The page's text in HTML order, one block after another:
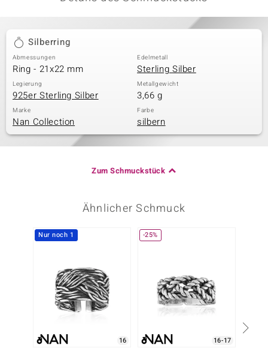
Silberring
Abmessungen
Ring - 21x22 mm
Edelmetall
Sterling Silber
Legierung
925er Sterling Silber
Metallgewicht
3,66 g
Marke
Nan Collection
Farbe
silbern
Zum Schmuckstück
Ähnlicher Schmuck
Nur noch 1
16
-25%
16-17